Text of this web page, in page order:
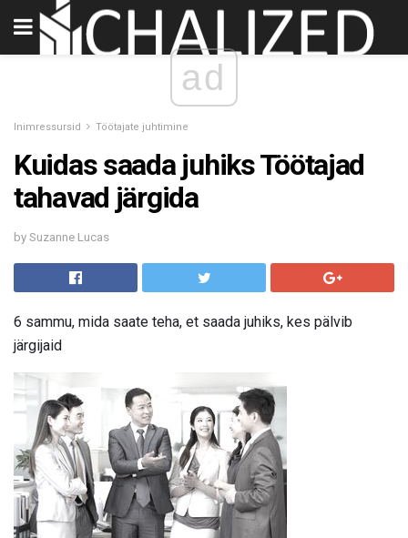
ad
Inimressursid Töötajate juhtimine
Kuidas saada juhiks Töötajad
tahavad järgida
by Suzanne Lucas
6 sammu, mida saate teha, et saada juhiks, kes pälvib
järgijaid